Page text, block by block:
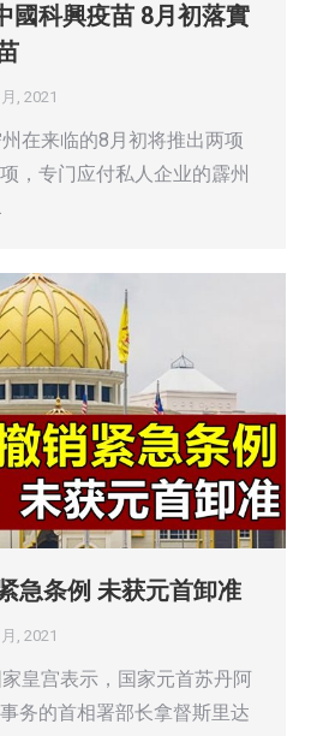
國科興疫苗 8月初落實
, 2021
州在来临的8月初将推出两项
，专门应付私人企业的霹州
急条例 未获元首卸准
, 2021
家皇宫表示，国家元首苏丹阿
务的首相署部长拿督斯里达